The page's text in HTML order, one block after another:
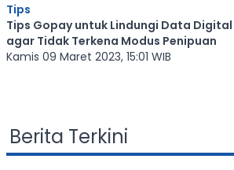
Tips
Tips Gopay untuk Lindungi Data Digital
agar Tidak Terkena Modus Penipuan
Kamis 09 Maret 2023, 15:01 WIB
Berita Terkini